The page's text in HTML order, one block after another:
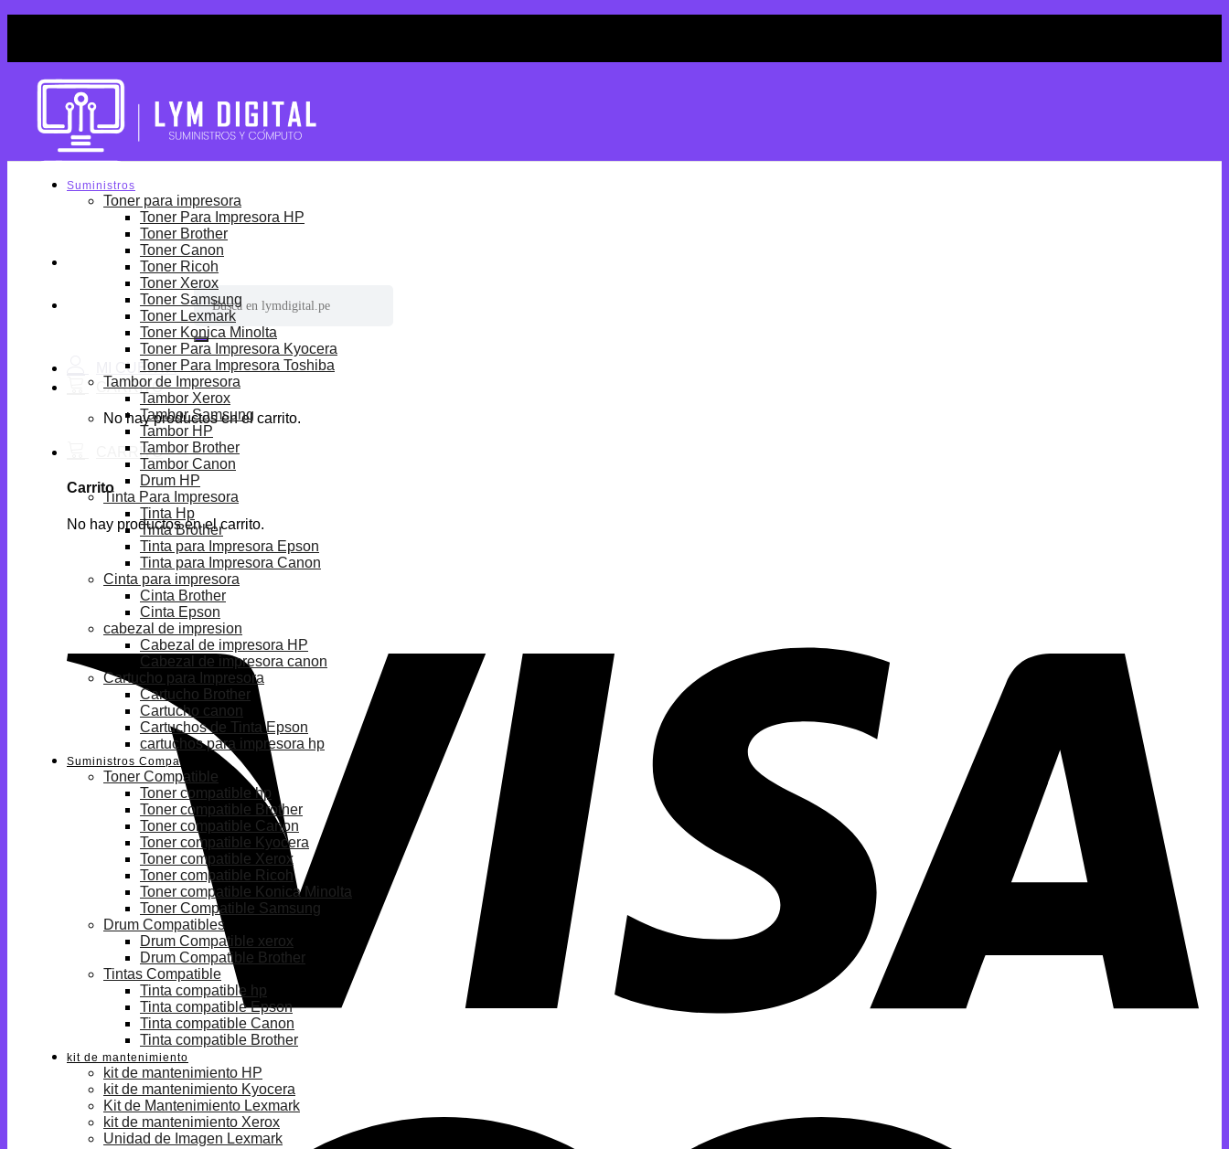
Buscar
por:
No hay productos en el carrito.
Carrito
No hay productos en el carrito.
Suministros
Toner para impresora
Toner Para Impresora HP
Toner Brother
Toner Canon
Toner Ricoh
Toner Xerox
Toner Samsung
Toner Lexmark
Toner Konica Minolta
Toner Para Impresora Kyocera
Toner Para Impresora Toshiba
Tambor de Impresora
Tambor Xerox
Tambor Samsung
Tambor HP
Tambor Brother
Tambor Canon
Drum HP
Tinta Para Impresora
Tinta Hp
Tinta Brother
Tinta para Impresora Epson
Tinta para Impresora Canon
Cinta para impresora
Cinta Brother
Cinta Epson
cabezal de impresion
Cabezal de impresora HP
Cabezal de impresora canon
Cartucho para Impresora
Cartucho Brother
Cartucho canon
Cartuchos de Tinta Epson
cartuchos para impresora hp
Suministros Compatibles
Toner Compatible
Toner compatible hp
Toner compatible Brother
Toner compatible Canon
Toner compatible Kyocera
Toner compatible Xerox
Toner compatible Ricoh
Toner compatible Konica Minolta
Toner Compatible Samsung
Drum Compatibles
Drum Compatible xerox
Drum Compatible Brother
Tintas Compatible
Tinta compatible hp
Tinta compatible Epson
Tinta compatible Canon
Tinta compatible Brother
kit de mantenimiento
kit de mantenimiento HP
kit de mantenimiento Kyocera
Kit de Mantenimiento Lexmark
kit de mantenimiento Xerox
Unidad de Imagen Lexmark